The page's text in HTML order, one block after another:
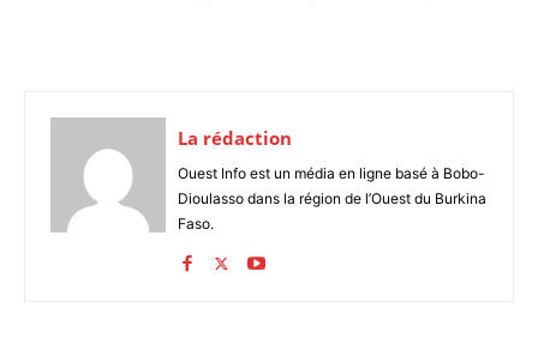
La rédaction
Ouest Info est un média en ligne basé à Bobo-
Dioulasso dans la région de l’Ouest du Burkina
Faso.